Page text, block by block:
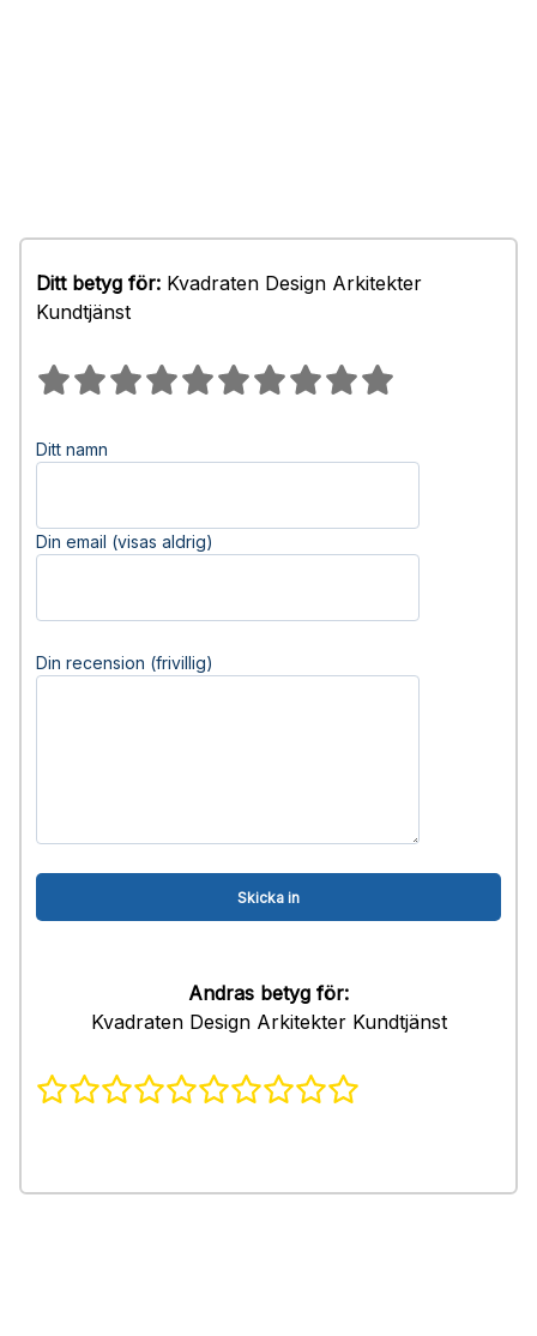
Ditt betyg för: Kvadraten Design Arkitekter
Kundtjänst
Ditt namn
Din email (visas aldrig)
Din recension (frivillig)
Andras betyg för:
Kvadraten Design Arkitekter Kundtjänst